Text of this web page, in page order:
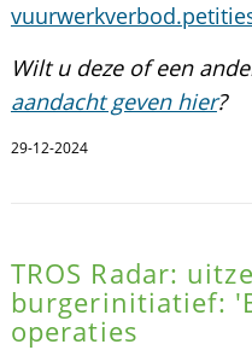
Wilt u deze of een
aandacht geven hier?
29-12-2024
TROS Radar:
burgerinitiatief:
operaties